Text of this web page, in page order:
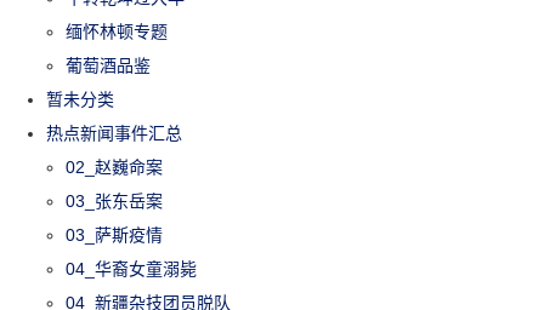
缅怀林顿专题
葡萄酒品鉴
暂未分类
热点新闻事件汇总
02_赵巍命案
03_张东岳案
03_萨斯疫情
04_华裔女童溺毙
04_新疆杂技团员脱队